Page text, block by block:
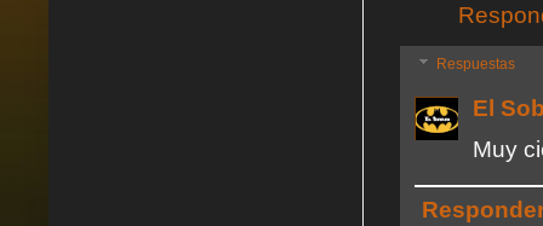
Respuestas
El
Muy